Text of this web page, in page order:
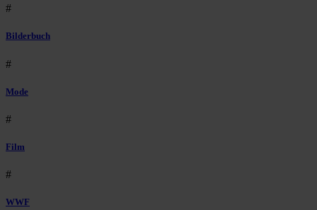
#
Bilderbuch
#
Mode
#
Film
#
WWF